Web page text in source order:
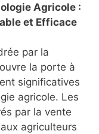
Agricole :
et Efficace
par la
la porte à
significatives
agricole. Les
par la vente
agriculteurs